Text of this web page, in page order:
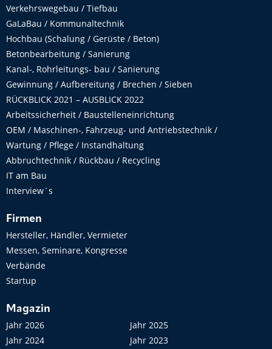
Verkehrswegebau / Tiefbau
GaLaBau / Kommunaltechnik
Hochbau (Schalung / Gerüste / Beton)
Betonbearbeitung / Sanierung
Kanal-, Rohrleitungs- bau / Sanierung
Gewinnung / Aufbereitung / Brechen / Sieben
RÜCKBLICK 2021 – AUSBLICK 2022
Arbeitssicherheit / Baustelleneinrichtung
OEM / Maschinen-, Fahrzeug- und Antriebstechnik /
Wartung / Pflege / Instandhaltung
Abbruchtechnik / Rückbau / Recycling
IT am Bau
Interview´s
Firmen
Hersteller, Händler, Vermieter
Messen, Seminare, Kongresse
Verbände
Startup
Magazin
Jahr 2026
Jahr 2025
Jahr 2024
Jahr 2023